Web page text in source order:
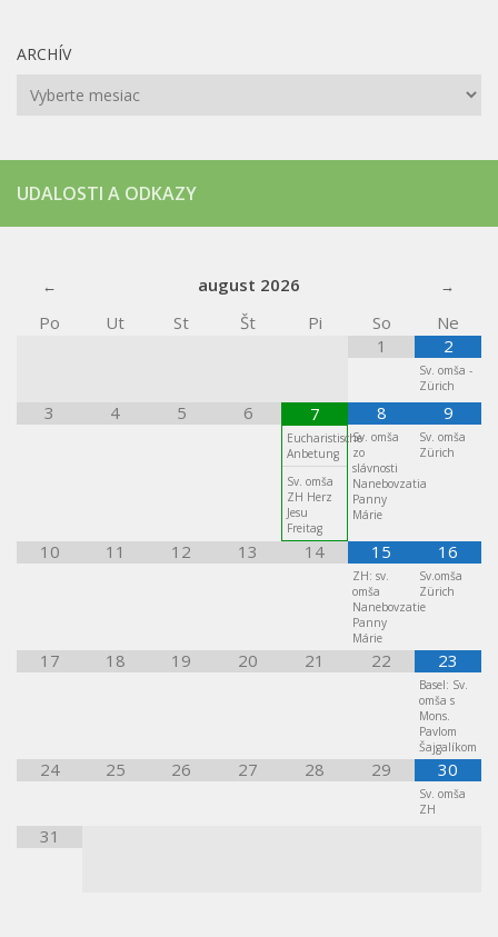
ARCHÍV
Archív
UDALOSTI A ODKAZY
august 2026
Po
Ut St Št Pi So
Ne
1
2
Sv. omša -
Zürich
3 4 5 6 7
Eucharistische
Anbetung
Sv. omša
ZH Herz
Jesu
Freitag
8
Sv. omša
zo
slávnosti
Nanebovzatia
Panny
Márie
9
Sv. omša
Zürich
10 11 12 13 14 15
ZH: sv.
omša
Nanebovzatie
Panny
Márie
16
Sv.omša
Zürich
17 18 19 20 21 22 23
Basel: Sv.
omša s
Mons.
Pavlom
Šajgalíkom
24 25 26 27 28 29 30
Sv. omša
ZH
31